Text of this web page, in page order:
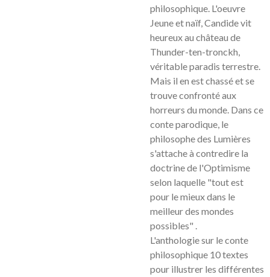
philosophique. L'oeuvre
Jeune et naïf, Candide vit
heureux au château de
Thunder-ten-tronckh,
véritable paradis terrestre.
Mais il en est chassé et se
trouve confronté aux
horreurs du monde. Dans ce
conte parodique, le
philosophe des Lumières
s'attache à contredire la
doctrine de l'Optimisme
selon laquelle "tout est
pour le mieux dans le
meilleur des mondes
possibles" .
L'anthologie sur le conte
philosophique 10 textes
pour illustrer les différentes